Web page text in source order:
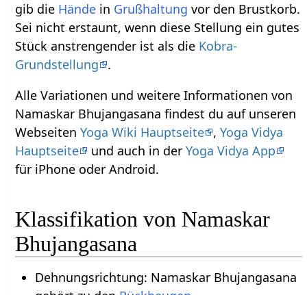
gib die Hände in Grußhaltung vor den Brustkorb.
Sei nicht erstaunt, wenn diese Stellung ein gutes
Stück anstrengender ist als die Kobra-
Grundstellung
.
Alle Variationen und weitere Informationen von
Namaskar Bhujangasana findest du auf unseren
WebseitenYoga Wiki Hauptseite ,Yoga Vidya
Hauptseite
und auch in derYoga Vidya App
für iPhone oder Android.
Klassifikation von Namaskar
Bhujangasana
Dehnungsrichtung: Namaskar Bhujangasana